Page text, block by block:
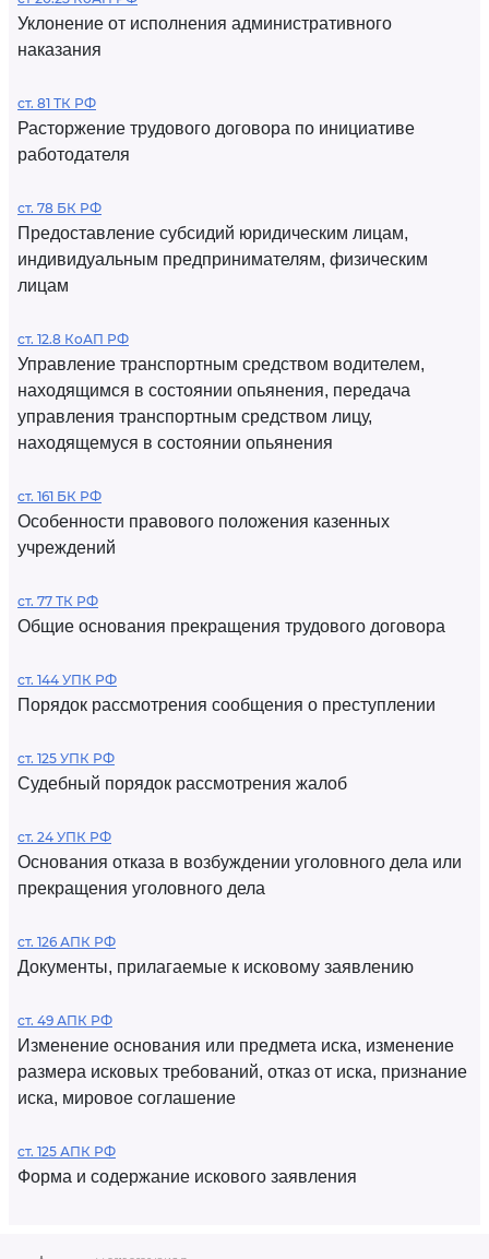
Уклонение от исполнения административного
наказания
ст. 81 ТК РФ
Расторжение трудового договора по инициативе
работодателя
ст. 78 БК РФ
Предоставление субсидий юридическим лицам,
индивидуальным предпринимателям, физическим
лицам
ст. 12.8 КоАП РФ
Управление транспортным средством водителем,
находящимся в состоянии опьянения, передача
управления транспортным средством лицу,
находящемуся в состоянии опьянения
ст. 161 БК РФ
Особенности правового положения казенных
учреждений
ст. 77 ТК РФ
Общие основания прекращения трудового договора
ст. 144 УПК РФ
Порядок рассмотрения сообщения о преступлении
ст. 125 УПК РФ
Судебный порядок рассмотрения жалоб
ст. 24 УПК РФ
Основания отказа в возбуждении уголовного дела или
прекращения уголовного дела
ст. 126 АПК РФ
Документы, прилагаемые к исковому заявлению
ст. 49 АПК РФ
Изменение основания или предмета иска, изменение
размера исковых требований, отказ от иска, признание
иска, мировое соглашение
ст. 125 АПК РФ
Форма и содержание искового заявления